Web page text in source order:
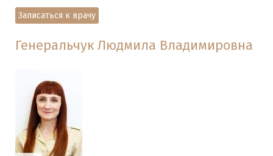
Записаться к врачу
Генеральчук Людмила Владимировна